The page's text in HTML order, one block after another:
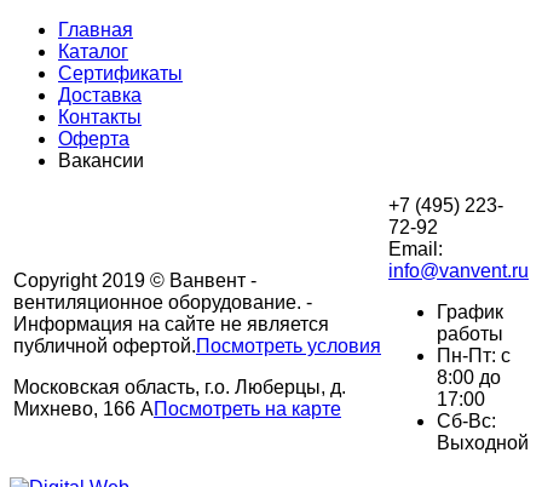
Главная
Каталог
Сертификаты
Доставка
Контакты
Оферта
Вакансии
Copyright 2019 © Ванвент -
вентиляционное оборудование. -
Информация на сайте не является
публичной офертой.Посмотреть условия
Московская область, г.о. Люберцы, д.
Михнево, 166 АПосмотреть на карте
+7 (495) 223-
72-92
Email:
info@vanvent.ru
График
работы
Пн-Пт: с
8:00 до
17:00
Сб-Вс:
Выходной